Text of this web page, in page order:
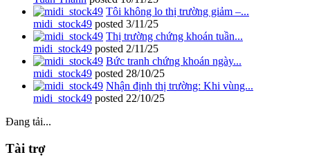
Tôi không lo thị trường giảm –...
midi_stock49 posted 3/11/25
Thị trường chứng khoán tuần...
midi_stock49 posted 2/11/25
Bức tranh chứng khoán ngày...
midi_stock49 posted 28/10/25
Nhận định thị trường: Khi vùng...
midi_stock49 posted 22/10/25
Đang tải...
Tài trợ